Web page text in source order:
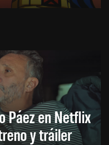
Páez en Netflix
y tráiler